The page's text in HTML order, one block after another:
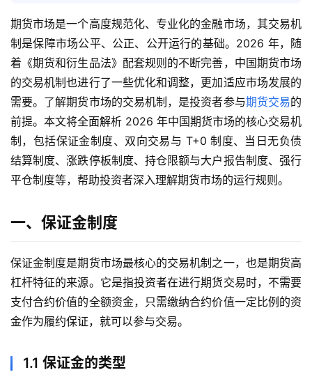
期货市场是一个高度规范化、专业化的金融市场，其交易机
制是保障市场公平、公正、公开运行的基础。2026 年，随
着《期货和衍生品法》配套规则的不断完善，中国期货市场
的交易机制也进行了一些优化和调整，更加适应市场发展的
需要。了解期货市场的交易机制，是投资者参与期货交易的
前提。本文将全面解析 2026 年中国期货市场的核心交易机
制，包括保证金制度、双向交易与 T+0 制度、当日无负债
结算制度、涨跌停板制度、持仓限额与大户报告制度、强行
平仓制度等，帮助投资者深入理解期货市场的运行规则。
一、保证金制度
保证金制度是期货市场最核心的交易机制之一，也是期货高
杠杆特征的来源。它是指投资者在进行期货交易时，不需要
支付合约价值的全额资金，只需缴纳合约价值一定比例的资
金作为履约保证，就可以参与交易。
1.1 保证金的类型